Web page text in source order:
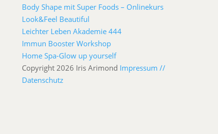
Body Shape mit Super Foods – Onlinekurs
Look&Feel Beautiful
Leichter Leben Akademie 444
Immun Booster Workshop
Home Spa-Glow up yourself
Copyright 2026 Iris Arimond Impressum //
Datenschutz